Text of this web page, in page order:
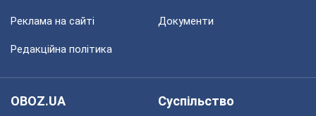
Реклама на сайті Документи
Редакційна політика
OBOZ.UA
Суспільство